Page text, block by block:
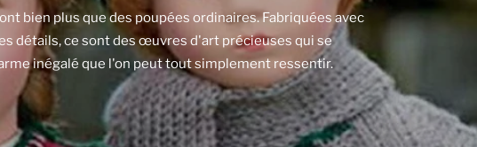
bien plus que des poupées ordinaires. Fabriquées avec
détails, ce sont des œuvres d'art précieuses qui se
inégalé que l'on peut tout simplement ressentir.